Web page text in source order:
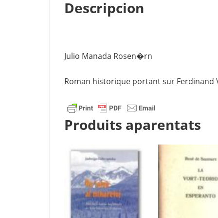
Descripcion
Julio Manada Rosen�rn
Roman historique portant sur Ferdinand
Produits aparentats